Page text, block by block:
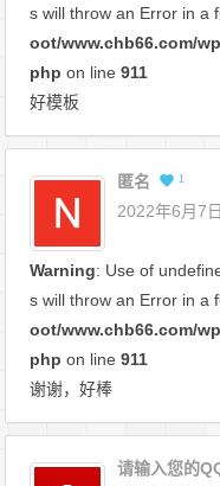
s will throw an Error in a
oot/www.chb66.com/
php on line911
好模板
匿名 1
2022年6月7
Warning: Use of
s will throw an Error in a
oot/www.chb66.com/
php on line911
谢谢，好棒
请输入您的